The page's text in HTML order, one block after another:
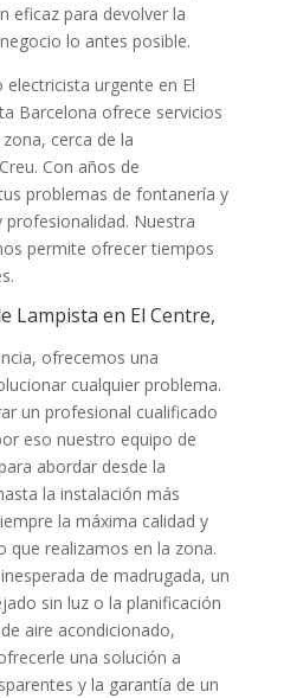
eficaz para devolver la
lo antes posible.
urgente en El
Barcelona ofrece servicios
cerca de la
Con años de
problemas de fontanería y
profesionalidad. Nuestra
permite ofrecer tiempos
Lampista en El Centre,
ofrecemos una
cualquier problema.
un profesional cualificado
eso nuestro equipo de
abordar desde la
la instalación más
la máxima calidad y
que realizamos en la zona.
de madrugada, un
sin luz o la planificación
aire acondicionado,
una solución a
y la garantía de un